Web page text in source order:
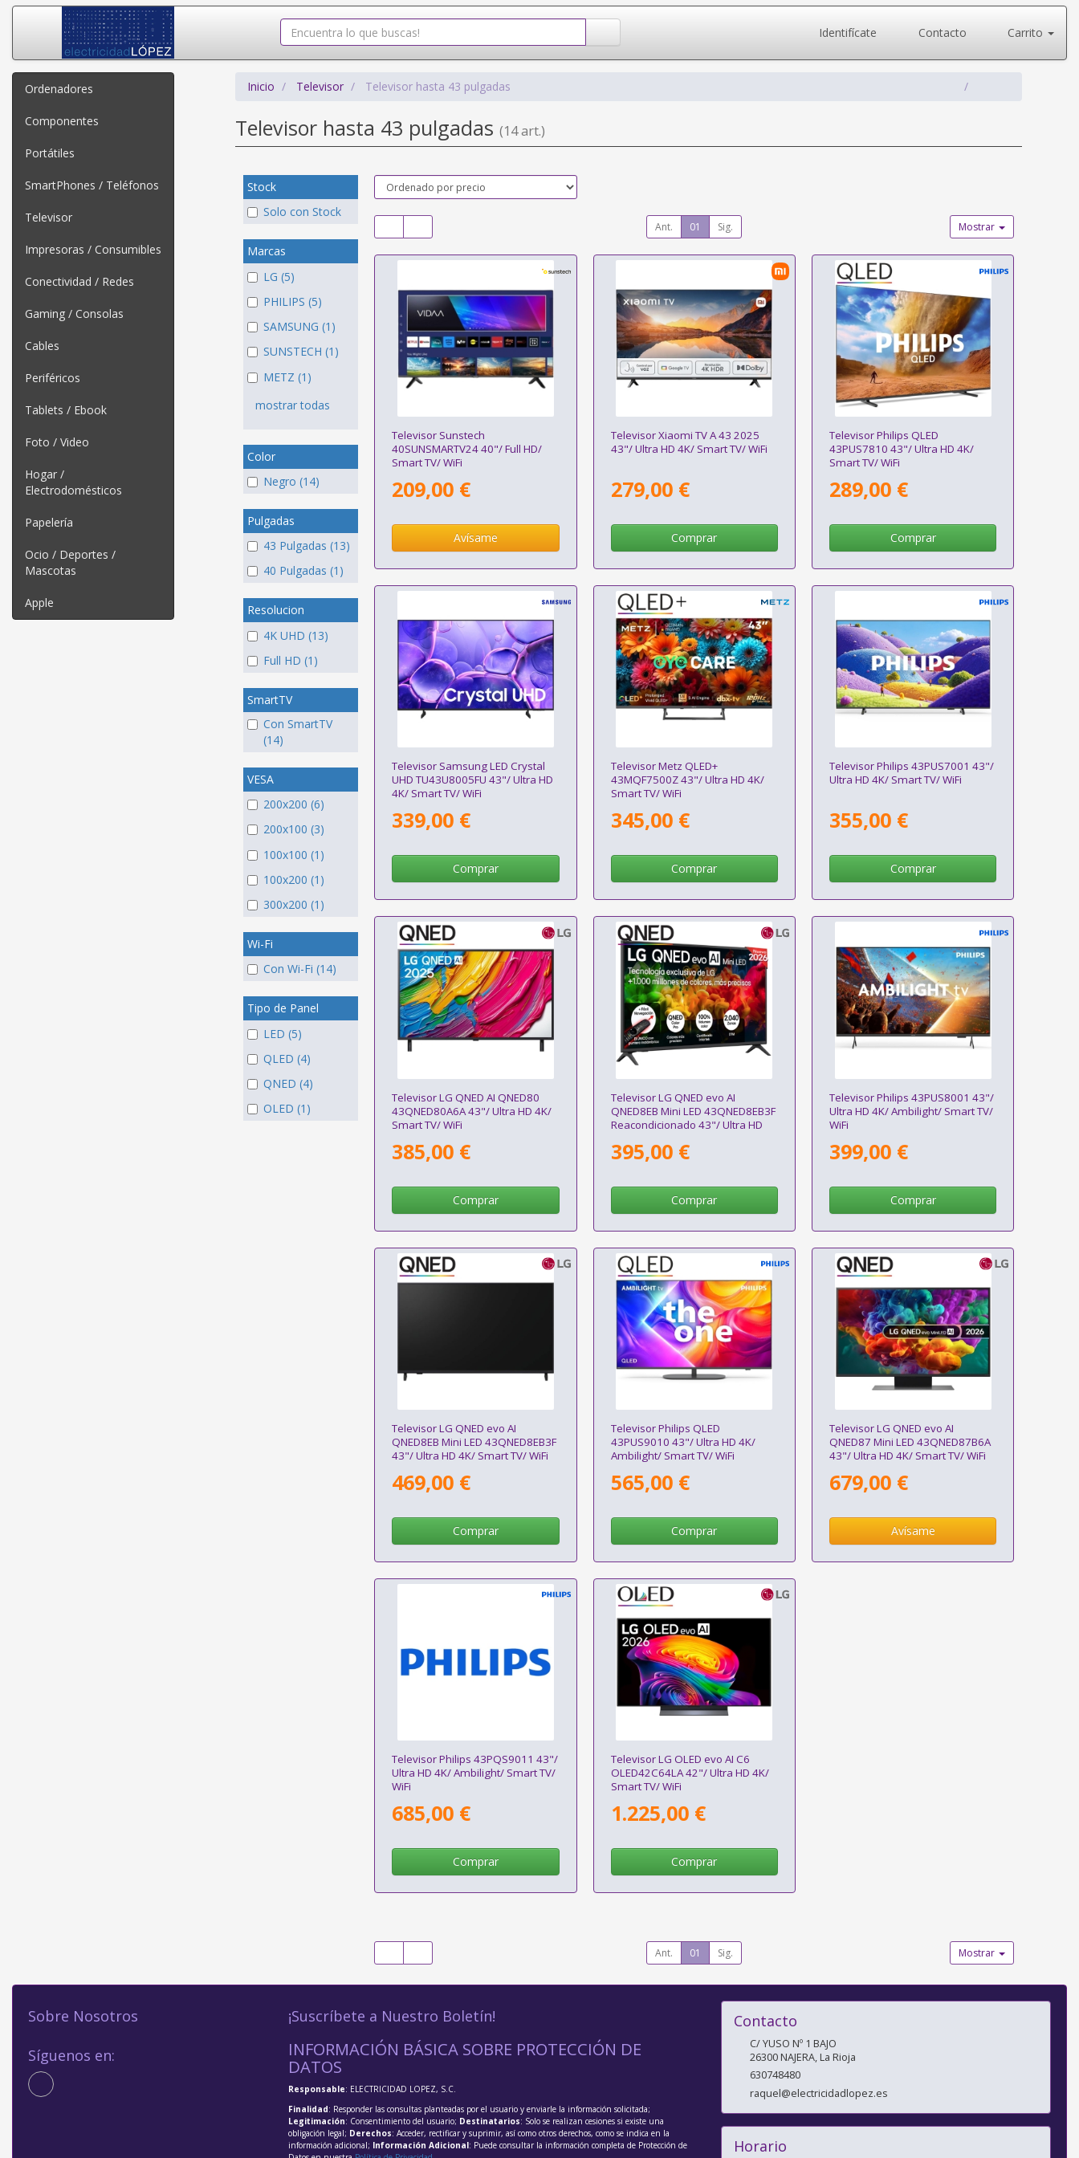
Identifícate Contacto Carrito
Ordenadores
Componentes
Portátiles
SmartPhones / Teléfonos
Televisor
Impresoras / Consumibles
Conectividad / Redes
Gaming / Consolas
Cables
Periféricos
Tablets / Ebook
Foto / Video
Hogar /
Electrodomésticos
Papelería
Ocio / Deportes /
Mascotas
Apple
Inicio Televisor Televisor hasta 43 pulgadas
Televisor hasta 43 pulgadas (14 art.)
Stock
Solo con Stock
Marcas
LG (5)
PHILIPS (5)
SAMSUNG (1)
SUNSTECH (1)
METZ (1)
mostrar todas
Color
Negro (14)
Pulgadas
43 Pulgadas (13)
40 Pulgadas (1)
Resolucion
4K UHD (13)
Full HD (1)
SmartTV
Con SmartTV
(14)
VESA
200x200 (6)
200x100 (3)
100x100 (1)
100x200 (1)
300x200 (1)
Wi-Fi
Con Wi-Fi (14)
Tipo de Panel
LED (5)
QLED (4)
QNED (4)
OLED (1)
Ant. 01 Sig. Mostrar
Televisor Sunstech
40SUNSMARTV24 40"/ Full HD/
Smart TV/ WiFi
209,00 €
Avísame
Televisor Xiaomi TV A 43 2025
43"/ Ultra HD 4K/ Smart TV/ WiFi
279,00 €
Comprar
Televisor Philips QLED
43PUS7810 43"/ Ultra HD 4K/
Smart TV/ WiFi
289,00 €
Comprar
Televisor Samsung LED Crystal
UHD TU43U8005FU 43"/ Ultra HD
4K/ Smart TV/ WiFi
339,00 €
Comprar
Televisor Metz QLED+
43MQF7500Z 43"/ Ultra HD 4K/
Smart TV/ WiFi
345,00 €
Comprar
Televisor Philips 43PUS7001 43"/
Ultra HD 4K/ Smart TV/ WiFi
355,00 €
Comprar
Televisor LG QNED AI QNED80
43QNED80A6A 43"/ Ultra HD 4K/
Smart TV/ WiFi
385,00 €
Comprar
Televisor LG QNED evo AI
QNED8EB Mini LED 43QNED8EB3F
Reacondicionado 43"/ Ultra HD
395,00 €
Comprar
Televisor Philips 43PUS8001 43"/
Ultra HD 4K/ Ambilight/ Smart TV/
WiFi
399,00 €
Comprar
Televisor LG QNED evo AI
QNED8EB Mini LED 43QNED8EB3F
43"/ Ultra HD 4K/ Smart TV/ WiFi
469,00 €
Comprar
Televisor Philips QLED
43PUS9010 43"/ Ultra HD 4K/
Ambilight/ Smart TV/ WiFi
565,00 €
Comprar
Televisor LG QNED evo AI
QNED87 Mini LED 43QNED87B6A
43"/ Ultra HD 4K/ Smart TV/ WiFi
679,00 €
Avísame
Televisor Philips 43PQS9011 43"/
Ultra HD 4K/ Ambilight/ Smart TV/
WiFi
685,00 €
Comprar
Televisor LG OLED evo AI C6
OLED42C64LA 42"/ Ultra HD 4K/
Smart TV/ WiFi
1.225,00 €
Comprar
Ant. 01 Sig. Mostrar
Sobre Nosotros
Síguenos en:
¡Suscríbete a Nuestro Boletín!
INFORMACIÓN BÁSICA SOBRE PROTECCIÓN DE
DATOS
Responsable: ELECTRICIDAD LOPEZ, S.C.
Finalidad: Responder las consultas planteadas por el usuario y enviarle la información solicitada;
Legitimación: Consentimiento del usuario; Destinatarios: Solo se realizan cesiones si existe una
obligación legal; Derechos: Acceder, rectificar y suprimir, así como otros derechos, como se indica en la
información adicional; Información Adicional: Puede consultar la información completa de Protección de
Contacto
C/ YUSO Nº 1 BAJO
26300NAJERA,La Rioja
630748480
raquel@electricidadlopez.es
Horario